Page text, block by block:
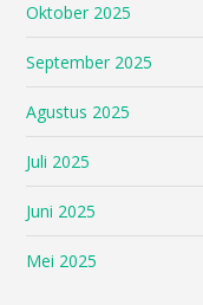
Oktober 2025
September 2025
Agustus 2025
Juli 2025
Juni 2025
Mei 2025